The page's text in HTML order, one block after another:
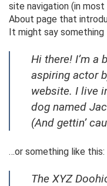
site navigation (in
About page that
It might say something
Hi there! I’m a
aspiring actor
website. I live
dog named
(And gettin’
…or something like this:
The XYZ